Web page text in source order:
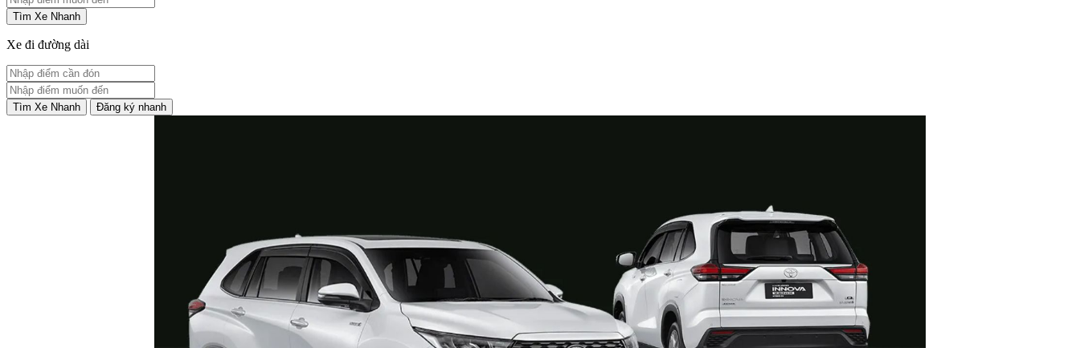
Tìm Xe Nhanh
Xe đi đường dài
Tìm Xe Nhanh Đăng ký nhanh